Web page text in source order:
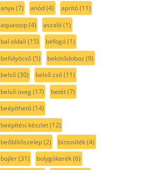
anya (7) anód(4) aprító(11)
aquastop(4) aszaló(1)
bal oldali (15) befogó(1)
befolyócső(5) bekötődoboz (9)
belső(30) belső cső(11)
belső üveg(17) betét(7)
beépíthető(14)
beépítési készlet(12)
beőblítőszelep(2) biztosíték(4)
bojler(31) bolygókerék(6)